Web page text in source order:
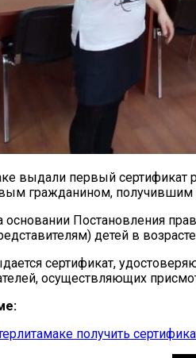
выдали первый сертификат
гражданином, получившим
Постановления
детей в
сертификат,
осуществляющих
получить